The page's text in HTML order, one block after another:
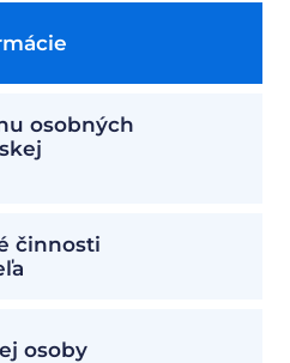
osobných
činnosti
osoby